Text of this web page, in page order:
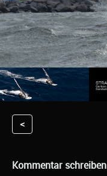
<
Kommentar schreiben